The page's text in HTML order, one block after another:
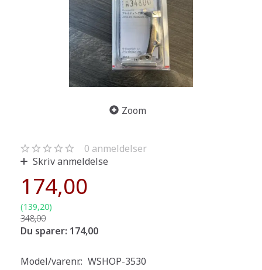
Zoom
0 anmeldelser
Skriv anmeldelse
174,00
(139,20)
348,00
Du sparer: 174,00
Model/varenr.: WSHOP-3530